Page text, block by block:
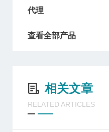
代理
查看全部产品
相关文章
RELATED ARTICLES